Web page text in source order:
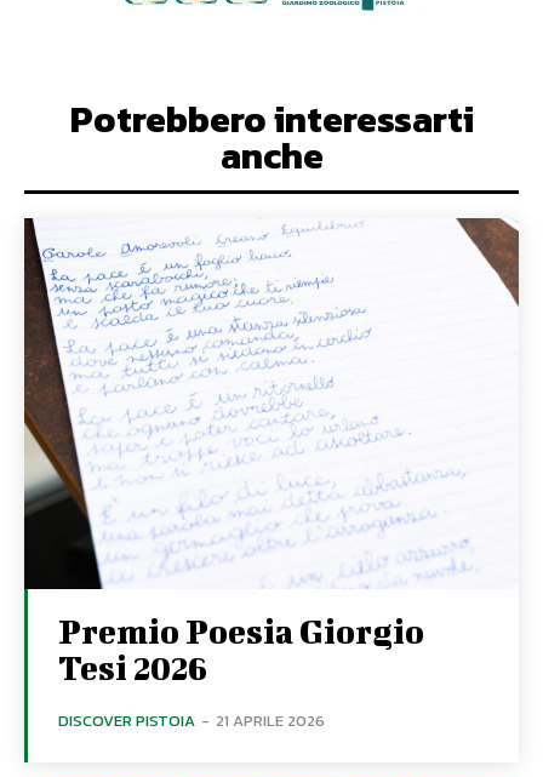
Potrebbero interessarti
anche
Premio Poesia Giorgio
Tesi 2026
DISCOVER PISTOIA - 21 APRILE 2026